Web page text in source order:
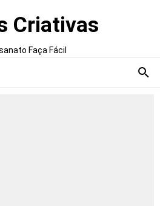
Criativas
Faça Fácil